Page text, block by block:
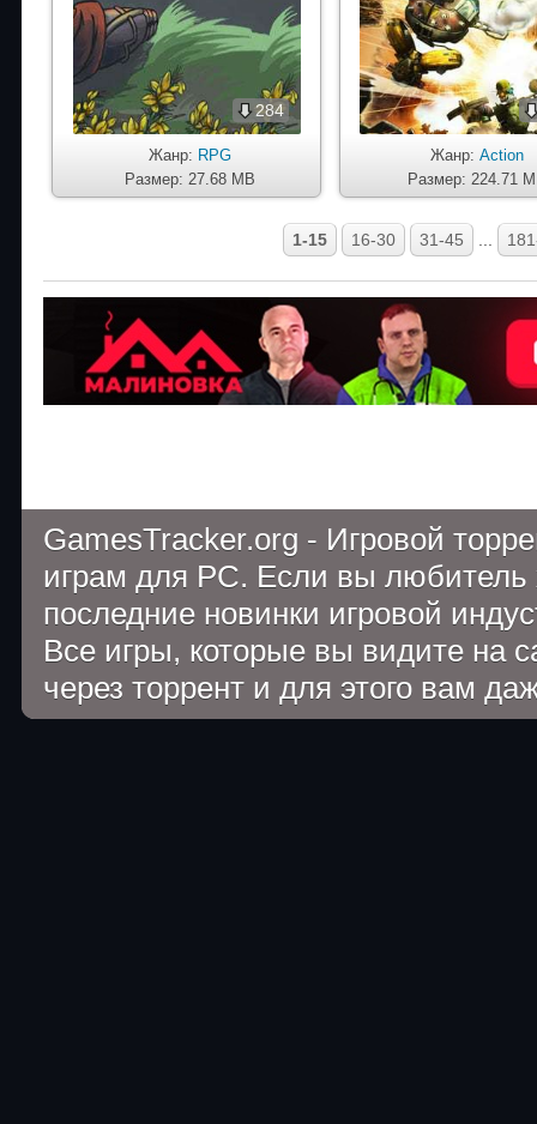
284
Жанр: RPG
Размер: 27.68 MB
Жанр:Action
Размер: 224.71
1-15 16-30 31-45
GamesTracker.org - Игровой
играм для PC. Если вы
последние новинки игровой
Все игры, которые вы видите на
через торрент и для этого вам